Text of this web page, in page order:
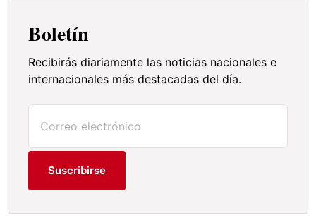
Boletín
Recibirás diariamente las noticias nacionales e
internacionales más destacadas del día.
Suscribirse